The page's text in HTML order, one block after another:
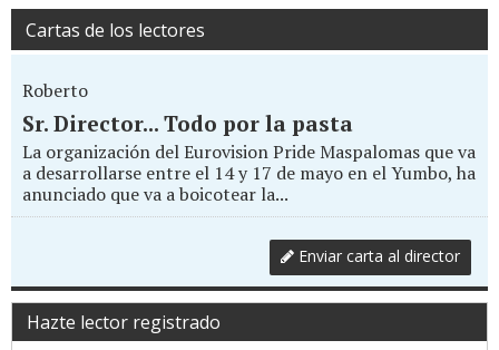
Cartas de los lectores
Roberto
Sr. Director... Todo por la pasta
La organización del Eurovision Pride Maspalomas que va
a desarrollarse entre el 14 y 17 de mayo en el Yumbo, ha
anunciado que va a boicotear la...
Enviar carta al director
Hazte lector registrado